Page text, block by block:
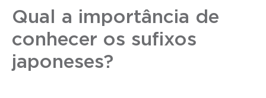
Qual a importância de
conhecer os sufixos
japoneses?